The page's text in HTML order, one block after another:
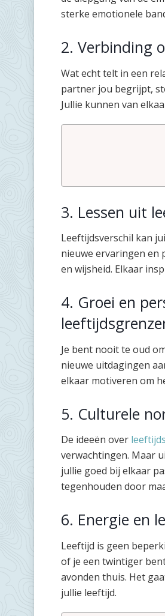
sterke emotionele
2. Verbinding
Wat echt telt in een
partner jou begrijpt,
Jullie kunnen van
3. Lessen uit
Leeftijdsverschil kan
nieuwe ervaringen en
en wijsheid. Elkaar
4. Groei en
Je bent nooit te oud
nieuwe uitdagingen
elkaar motiveren om
5. Culturele
De ideeën over
verwachtingen. Maar
jullie goed bij elkaar
tegenhouden door
6. Energie en
Leeftijd is geen
of je een twintiger
avonden thuis. Het
jullie leeftijd.